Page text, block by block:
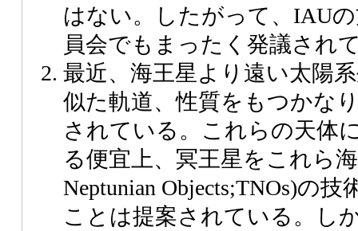
はない。したがって、IAU
員会でもまったく発議され
最近、海王星より遠い太陽
似た軌道、性質をもつかな
されている。これらの天体
る便宜上、冥王星をこれら
Neptunian Objects;TNOs)の
ことは提案されている。し